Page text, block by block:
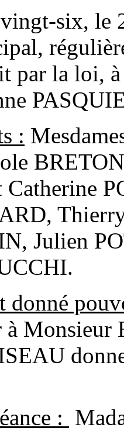
six, le
par la loi,
:
Julien
donné
Monsieur
: